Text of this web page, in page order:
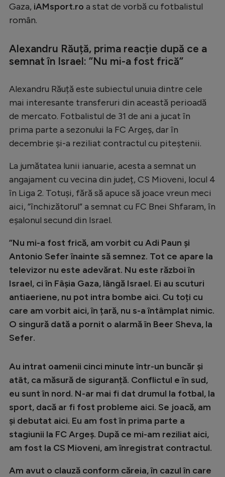
Stranieri
Tenis
Handbal
Natație
Formula 1
Auto
Rugby
Ciclism
JO 2024
JO 2026
Gaza, iAMsport.ro a stat de vorbă cu fotbalistul
român.
Alexandru Răuță, prima reacție după ce a
semnat în Israel: ”Nu mi-a fost frică”
Alexandru Răuță este subiectul unuia dintre cele
mai interesante transferuri din această perioadă
de mercato. Fotbalistul de 31 de ani a jucat în
prima parte a sezonului la FC Argeș, dar în
decembrie și-a reziliat contractul cu piteștenii.
La jumătatea lunii ianuarie, acesta a semnat un
angajament cu vecina din județ, CS Mioveni, locul 4
în Liga 2. Totuși, fără să apuce să joace vreun meci
aici, ”închizătorul” a semnat cu FC Bnei Shfaram, în
eșalonul secund din Israel.
”Nu mi-a fost frică, am vorbit cu Adi Paun și
Antonio Sefer înainte să semnez. Tot ce apare la
televizor nu este adevărat. Nu este război în
Israel, ci în Fâșia Gaza, lângă Israel. Ei au scuturi
antiaeriene, nu pot intra bombe aici. Cu toți cu
care am vorbit aici, în țară, nu s-a întâmplat nimic.
O singură dată a pornit o alarmă în Beer Sheva, la
Sefer.
Au intrat oamenii cinci minute într-un buncăr și
atât, ca măsură de siguranță. Conflictul e în sud,
eu sunt în nord. N-ar mai fi dat drumul la fotbal, la
sport, dacă ar fi fost probleme aici. Se joacă, am
și debutat aici. Eu am fost în prima parte a
stagiunii la FC Argeș. După ce mi-am reziliat aici,
am fost la CS Mioveni, am înregistrat contractul.
Am avut o clauză conform căreia, în cazul în care